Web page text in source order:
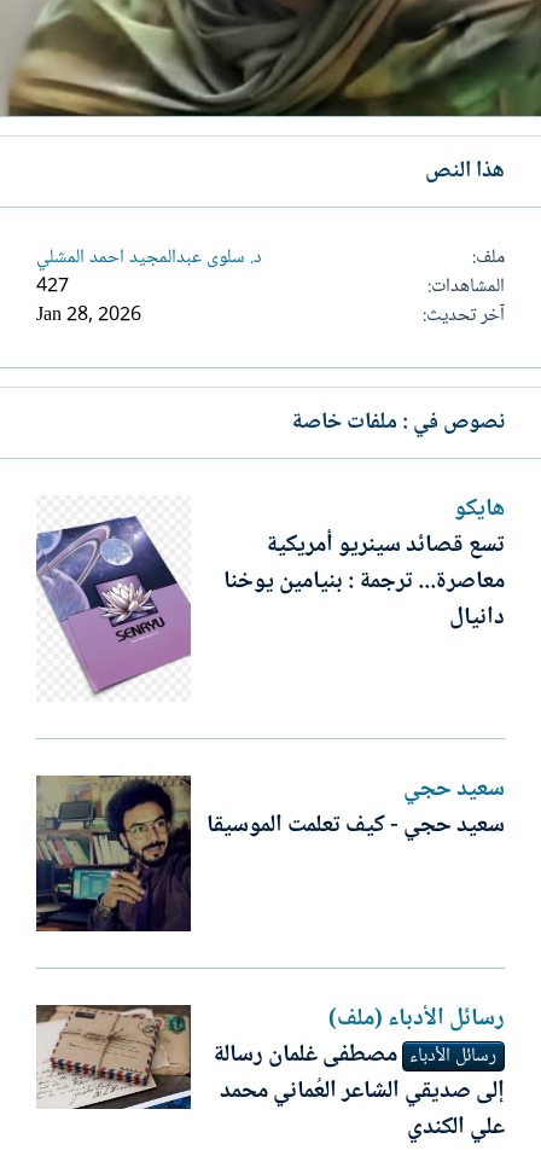
هذا النص
ملف
د. سلوى عبدالمجيد احمد المشلي
المشاهدات
427
آخر تحديث
Jan 28, 2026
نصوص في : ملفات خاصة
هايكو
تسع قصائد سينريو أمريكية
معاصرة... ترجمة : بنيامين يوخنا
دانيال
سعيد حجي
سعيد حجي - كيف تعلمت الموسيقا
رسائل الأدباء (ملف)
رسائل الأدباء مصطفى غلمان رسالة
إلى صديقي الشاعر العُماني محمد
علي الكندي